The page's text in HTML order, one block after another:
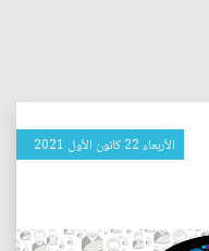
الأربعاء 22 كانون الأول 2021